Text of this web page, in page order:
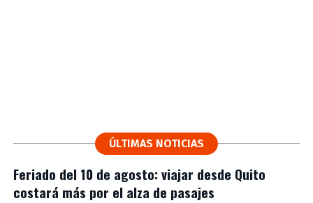
ÚLTIMAS NOTICIAS
Feriado del 10 de agosto: viajar desde Quito
costará más por el alza de pasajes